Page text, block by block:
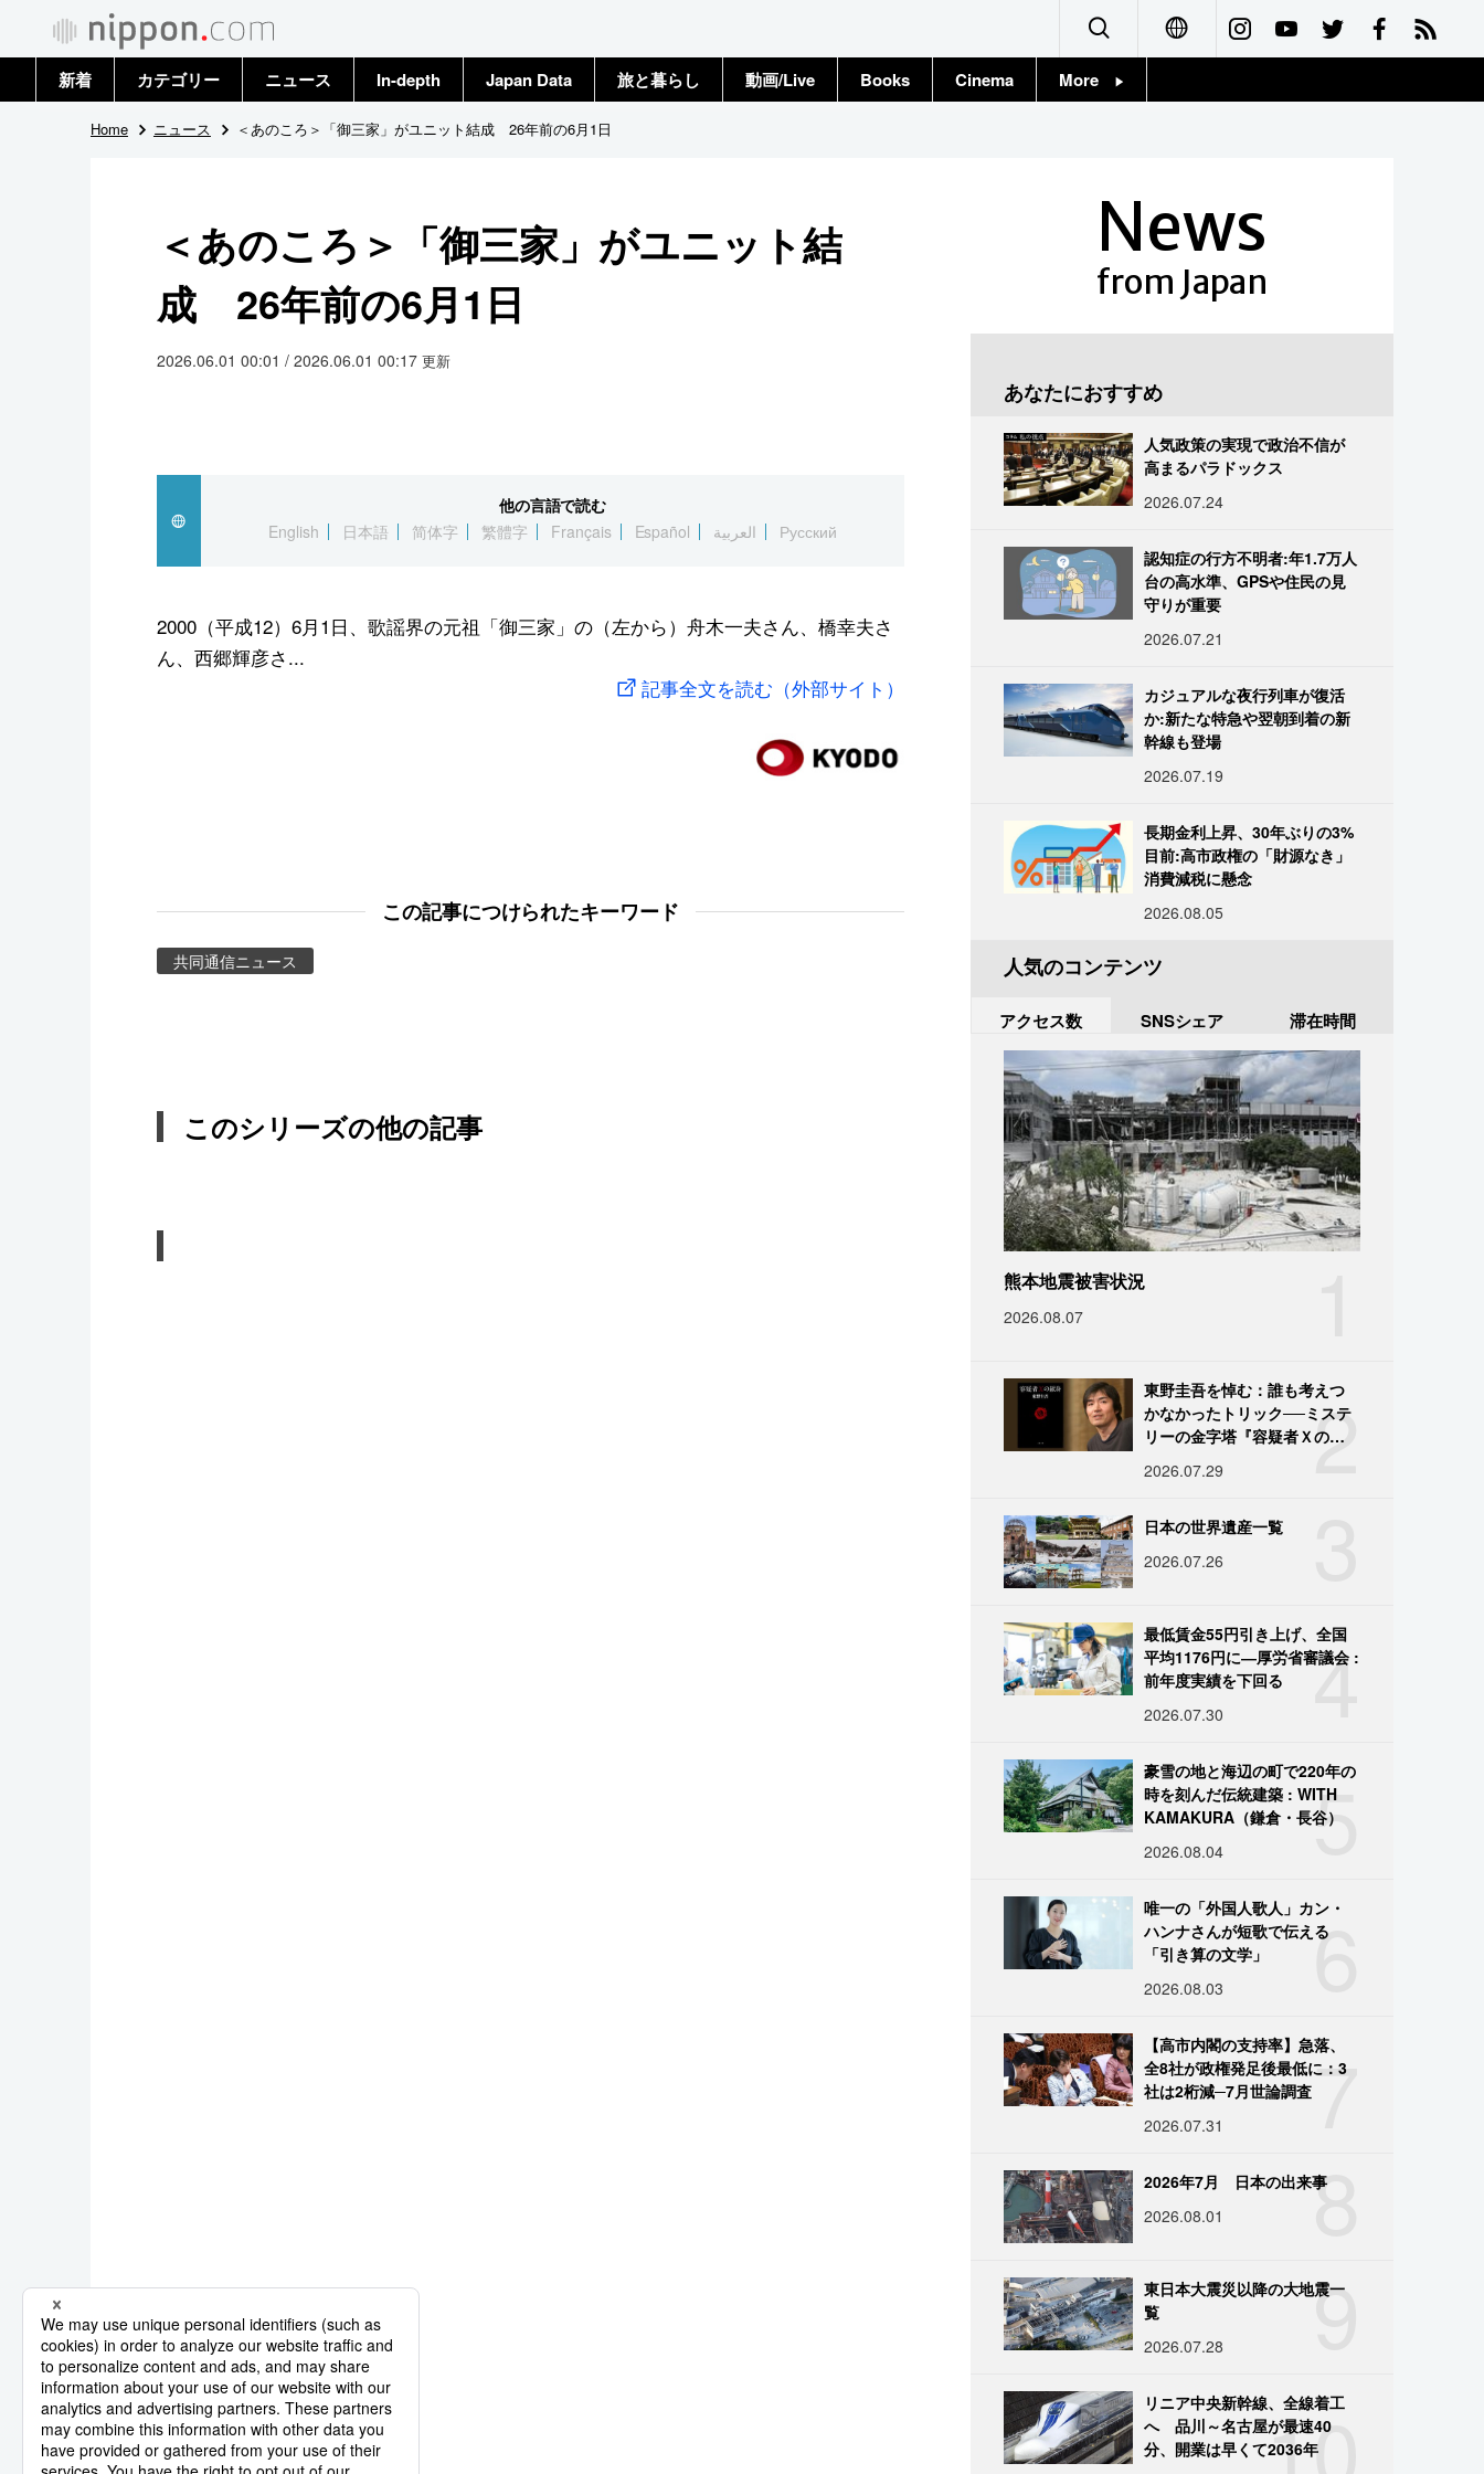
Français
新着 カテゴリー
政治・外交
国際
社会
文化
スポーツ・東京2020
ニュース
トップ
In-depth Japan Data 旅と暮らし 動画/Live Books Cinema More
Home ニュース ＜あのころ＞「御三家」がユニット結成 26年前の6月1日
＜あのころ＞「御三家」がユニット結
成 26年前の6月1日
2026.06.01 00:01 / 2026.06.01 00:17 更新
他の言語で読む
English
日本語 简体字 繁體字 Français Español العربية Русский
2000（平成12）6月1日、歌謡界の元祖「御三家」の（左から）舟木一夫さん、橋幸夫さ
ん、西郷輝彦さ...
記事全文を読む（外部サイト）
この記事につけられたキーワード
共同通信ニュース
このシリーズの他の記事
News
from Japan
あなたにおすすめ
人気政策の実現で政治不信が
高まるパラドックス
2026.07.24
認知症の行方不明者:年1.7万人
台の高水準、GPSや住民の見
守りが重要
2026.07.21
カジュアルな夜行列車が復活
か:新たな特急や翌朝到着の新
幹線も登場
2026.07.19
長期金利上昇、30年ぶりの3%
目前:高市政権の「財源なき」
消費減税に懸念
2026.08.05
人気のコンテンツ
アクセス数 SNSシェア 滞在時間
熊本地震被害状況
2026.08.07
2
東野圭吾を悼む：誰も考えつ
かなかったトリック──ミステ
リーの金字塔『容疑者Ｘの献
2026.07.29
日本の世界遺産一覧
2026.07.26
4
最低賃金55円引き上げ、全国
平均1176円に―厚労省審議会 :
前年度実績を下回る
2026.07.30
5
豪雪の地と海辺の町で220年の
時を刻んだ伝統建築 : WITH
KAMAKURA（鎌倉・長谷）
2026.08.04
6
唯一の「外国人歌人」カン・
ハンナさんが短歌で伝える
「引き算の文学」
2026.08.03
7
【高市内閣の支持率】急落、
全8社が政権発足後最低に：3
社は2桁減─7月世論調査
2026.07.31
8
2026年7月 日本の出来事
2026.08.01
9
東日本大震災以降の大地震一
覧
2026.07.28
10
リニア中央新幹線、全線着工
へ 品川～名古屋が最速40
分、開業は早くて2036年